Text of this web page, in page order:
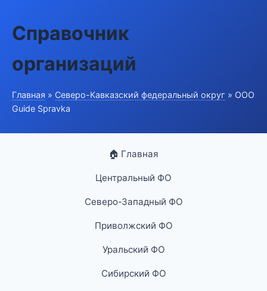
Справочник
организаций
Главная » Северо-Кавказский федеральный округ » ООО
Guide Spravka
🏠 Главная
Центральный ФО
Северо-Западный ФО
Приволжский ФО
Уральский ФО
Сибирский ФО